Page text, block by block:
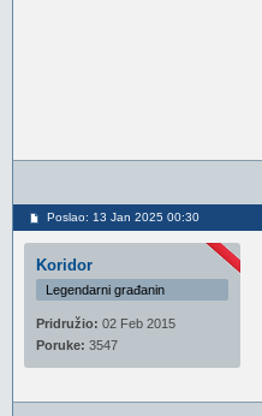
Poslao: 13 Jan 2025 00:30
Koridor
Legendarni građanin
Pridružio: 02 Feb 2015
Poruke: 3547